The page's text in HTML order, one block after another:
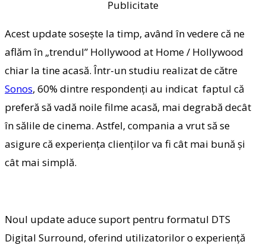
Publicitate
Acest update sosește la timp, având în vedere că ne
aflăm în „trendul” Hollywood at Home / Hollywood
chiar la tine acasă. Într-un studiu realizat de către
Sonos, 60% dintre respondenți au indicat faptul că
preferă să vadă noile filme acasă, mai degrabă decât
în sălile de cinema. Astfel, compania a vrut să se
asigure că experiența clienților va fi cât mai bună și
cât mai simplă.
Noul update aduce suport pentru formatul DTS
Digital Surround, oferind utilizatorilor o experiență